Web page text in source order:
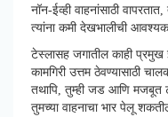
नॉन-ईव्ही वाहनांसाठी
त्यांना कमी देखभालीची
टेस्लासह जगातील काही प्रमुख
कामगिरी उत्तम ठेवण्यासाठी
तथापि, तुम्ही जड आणि मजबूत
तुमच्या वाहनाचा भार पेलू